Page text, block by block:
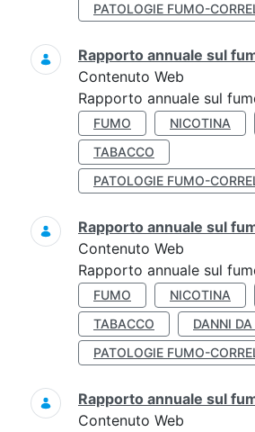
PATOLOGIE FUMO-
Rapporto annuale sul
Contenuto Web
Rapporto annuale sul
FUMO NICOTINA
TABACCO
PATOLOGIE FUMO-
Rapporto annuale sul
Contenuto Web
Rapporto annuale sul
FUMO NICOTINA
TABACCO
DANNI
PATOLOGIE FUMO-
Rapporto annuale sul
Contenuto Web